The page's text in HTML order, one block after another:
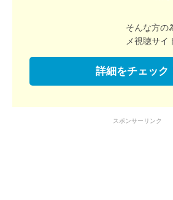
そんな方の
メ視聴サイ
詳細をチェック
スポンサーリンク